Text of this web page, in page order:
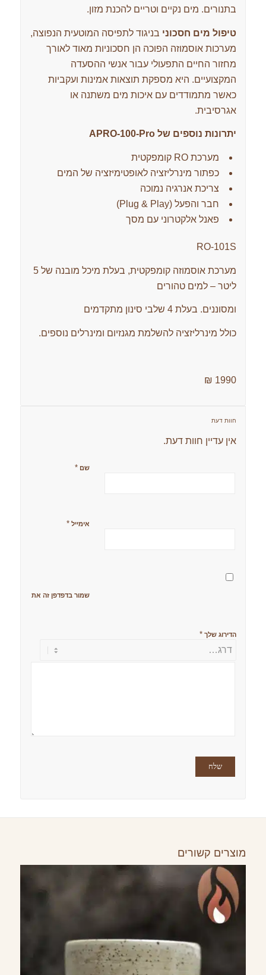
בתנורים. מים נקיים וטריים להכנת מזון.
טיפול מים חסכוני בניגוד לתפיסה המוטעית הנפוצה,
מערכות אוסמוזה הפוכה הן חסכוניות מאוד לאורך
מחזור החיים התפעולי עבור אנשי ההסעדה
המקצועיים. היא מספקת תוצאות אמינות ועקביות
כאשר מתמודדים עם איכות מים משתנה או
אגרסיבית.
יתרונות נוספים שלAPRO-100-Pro
מערכת RO קומפקטית
כפתור מינרליזציה לאופטימיזציה של המים
צריכת אנרגיה נמוכה
חבר והפעל (Plug & Play)
פאנל אלקטרוני עם מסך
RO-101S
מערכת אוסמוזה קומפקטית, בעלת מיכל מובנה של 5
ליטר – למים טהורים
ומסוננים. בעלת 4 שלבי סינון מתקדמים
כולל מינרליזציה להשלמת מגנזיום ומינרלים נוספים.
1990 ₪
חוות דעת
אין עדיין חוות דעת.
שם *
אימייל *
שמור בדפדפן זה את השם,
הדירוג שלך *
מוצרים קשורים